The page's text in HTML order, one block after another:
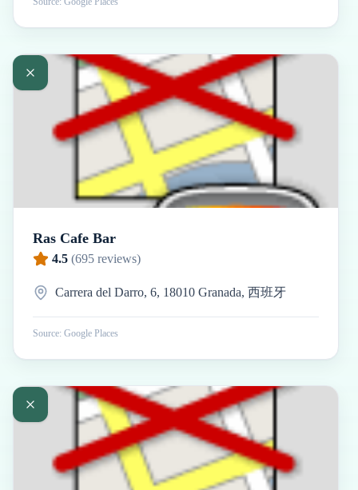
Ras Cafe Bar
4.5 (695 reviews)
Carrera del Darro, 6, 18010 Granada, 西班牙
Source: Google Places